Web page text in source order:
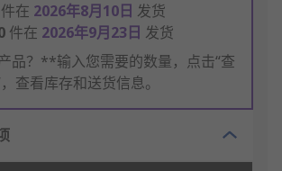
件在 2026年8月10日 发货
件在 2026年9月23日 发货
品？**输入您需要的数量，点击“查
查看库存和送货信息。